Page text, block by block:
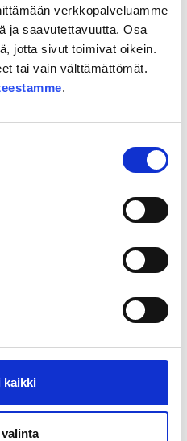
verkkopalveluamme
ja saavutettavuutta. Osa
jotta sivut toimivat oikein.
tai vain välttämättömät.
.
kaikki
on upea juttu. Sen
monimuotoisesta
sykkii myös
vielä